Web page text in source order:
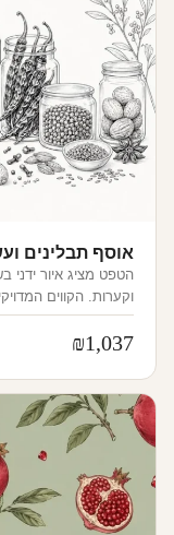
אוסף תבלינים
הטפט מציג איור ידני
וקערות. הקווים
₪1,037